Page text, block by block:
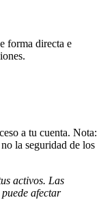
forma directa e
a tu cuenta. Nota:
la seguridad de los
activos. Las
afectar